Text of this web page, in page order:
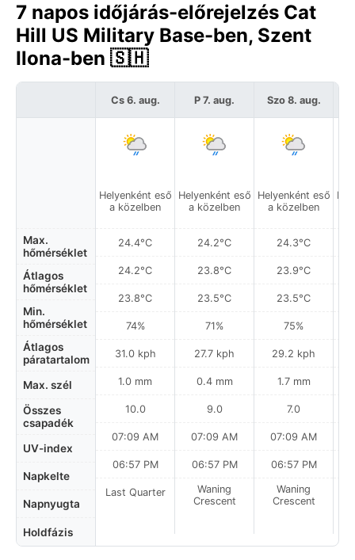
7 napos időjárás-előrejelzés Cat
Hill US Military Base-ben, Szent
Ilona-ben 🇸🇭
Max.
hőmérséklet
Átlagos
hőmérséklet
Min.
hőmérséklet
Átlagos
páratartalom
Max. szél
Összes
csapadék
UV-index
Napkelte
Napnyugta
Holdfázis
Cs 6. aug.
Helyenként eső
a közelben
24.4°C
24.2°C
23.8°C
74%
31.0 kph
1.0 mm
10.0
07:09 AM
06:57 PM
Last Quarter
P 7. aug.
Helyenként eső
a közelben
24.2°C
23.8°C
23.5°C
71%
27.7 kph
0.4 mm
9.0
07:09 AM
06:57 PM
Waning
Crescent
Szo 8. aug.
Helyenként eső
a közelben
24.3°C
23.9°C
23.5°C
75%
29.2 kph
1.7 mm
7.0
07:09 AM
06:57 PM
Waning
Crescent